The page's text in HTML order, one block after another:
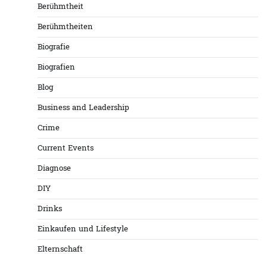
Berühmtheit
Berühmtheiten
Biografie
Biografien
Blog
Business and Leadership
Crime
Current Events
Diagnose
DIY
Drinks
Einkaufen und Lifestyle
Elternschaft